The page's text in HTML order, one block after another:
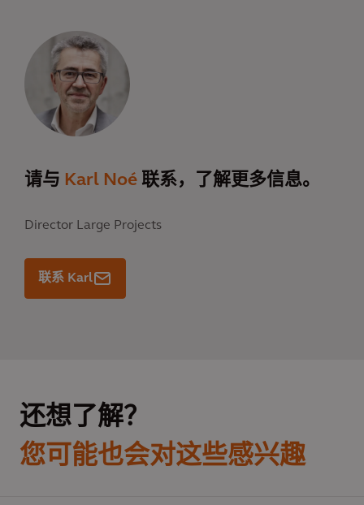
请与 Karl Noé 联系，了解更多信息。
Director Large Projects
联系 Karl
还想了解？
您可能也会对这些感兴趣